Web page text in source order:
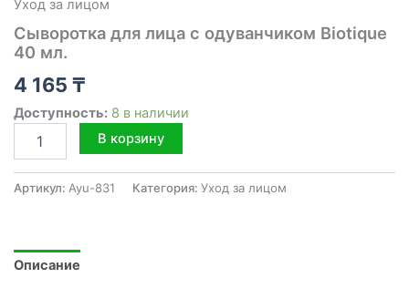
Уход за лицом
Сыворотка для лица с одуванчиком Biotique
40 мл.
4 165 ₸
Доступность: 8 в наличии
товара
для
Biotique
В корзину
Артикул: Ayu-831 Категория: Уход за лицом
Описание